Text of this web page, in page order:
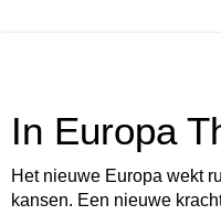
In Europa
Het nieuwe Europa wekt
kansen. Een nieuwe